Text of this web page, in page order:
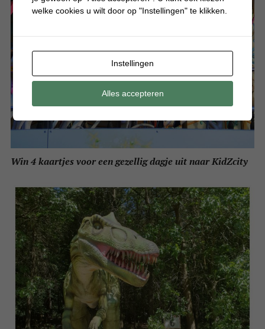
Win 4 kaartjes voor een gezellig dagje uit naar KidZcity
welke cookies u wilt door op "Instellingen" te klikken.
Instellingen
Alles accepteren